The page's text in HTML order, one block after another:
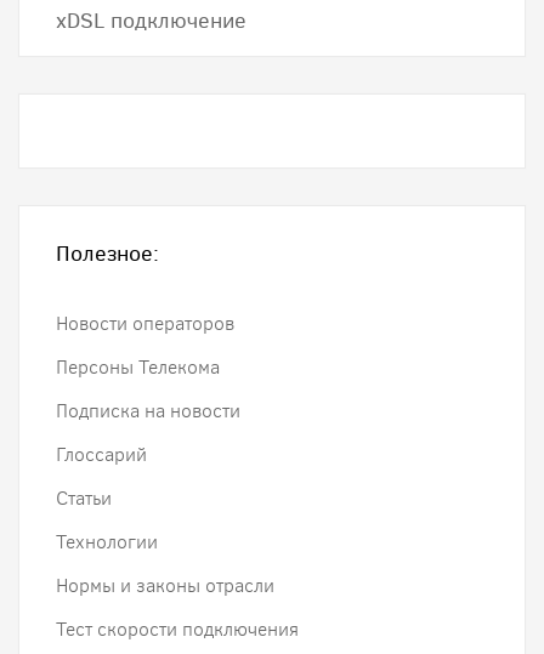
хDSL подключение
Полезное:
Новости операторов
Персоны Телекома
Подписка на новости
Глоссарий
Статьи
Технологии
Нормы и законы отрасли
Тест скорости подключения